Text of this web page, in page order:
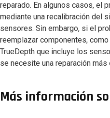
reparado. En algunos casos, el
mediante una recalibración del
sensores. Sin embargo, si el
reemplazar componentes,
TrueDepth que incluye los
se necesite una reparación más
Más información